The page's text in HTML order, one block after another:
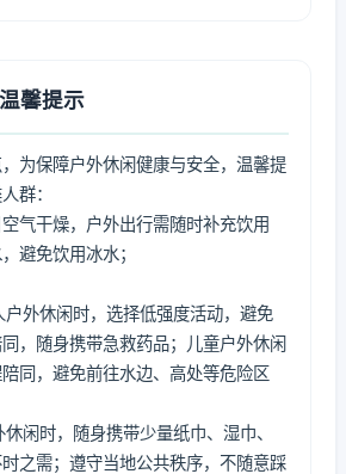
馨提示
为保障户外休闲健康与安全，温馨提
群：
气干燥，户外出行需随时补充饮用
避免饮用冰水；
外休闲时，选择低强度活动，避免
，随身携带急救药品；儿童户外休闲
同，避免前往水边、高处等危险区
闲时，随身携带少量纸巾、湿巾、
之需；遵守当地公共秩序，不随意踩